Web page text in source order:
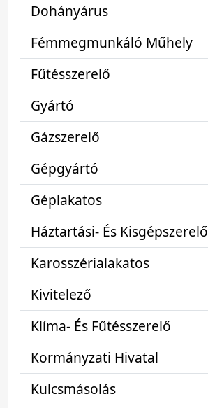
Dohányárus
Fémmegmunkáló Műhely
Fűtésszerelő
Gyártó
Gázszerelő
Gépgyártó
Géplakatos
Háztartási- És Kisgépszerelő
Karosszérialakatos
Kivitelező
Klíma- És Fűtésszerelő
Kormányzati Hivatal
Kulcsmásolás